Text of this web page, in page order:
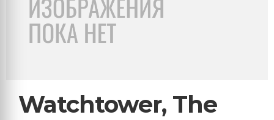
Watchtower, The